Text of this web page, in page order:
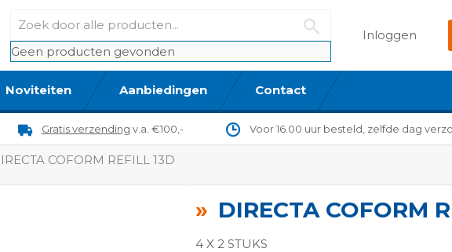
Geen producten gevonden
Inloggen
Noviteiten Aanbiedingen Contact
Gratis verzending v.a. €100,- Voor 16.00 uur besteld, zelfde dag
COFORM REFILL 13D
DIRECTA COFORM
4 X 2 STUKS